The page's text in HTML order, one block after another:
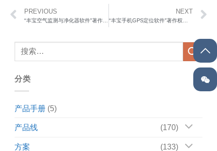
PREVIOUS NEXT
分类
产品手册 (5)
产品线 (170)
方案 (133)